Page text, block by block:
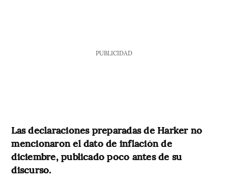
PUBLICIDAD
Las declaraciones preparadas de Harker no
mencionaron el dato de inflación de
diciembre, publicado poco antes de su
discurso.